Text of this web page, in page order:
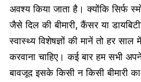
अवश्य किया जाता है। क्योंकि सिर्फ
जैसेदिल की बीमारी, कैंसर या
स्वास्थ्य विशेषज्ञों की मानें तो हर
करवाना चाहिए। कई बार हम सभी
बावजूद इसके किसी न किसी बीमारी